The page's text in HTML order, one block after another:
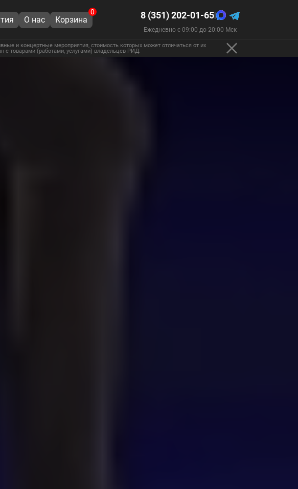
О нас Корзина
0 8 (351) 202-01-65|
Ежедневно с 09:00 до 20:00 Мск
и концертные мероприятия, стоимость которых может отличаться от их
с товарами (работами, услугами) владельцев РИД.